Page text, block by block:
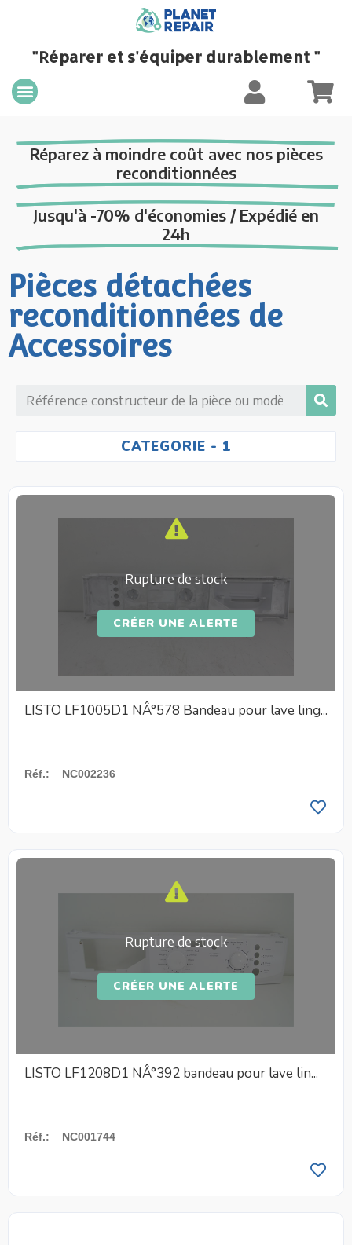
"Réparer et s'équiper durablement "
Réparez à moindre coût avec nos pièces
reconditionnées
Jusqu'à -70% d'économies / Expédié en
24h
Pièces détachées
reconditionnées de
Accessoires
CATEGORIE - 1
Rupture de stock
CRÉER UNE ALERTE
LISTO LF1005D1 NÂ°578 Bandeau pour lave ling...
Réf.: NC002236
Rupture de stock
CRÉER UNE ALERTE
LISTO LF1208D1 NÂ°392 bandeau pour lave lin...
Réf.: NC001744